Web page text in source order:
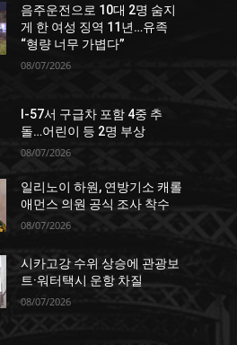
음주운전으로 10대 2명 숨지
게 한 여성 징역 11년…유족
“형량 너무 가볍다”
08/07/2026
I-57서 구급차 포함 4중 추
돌…어린이 등 2명 부상
08/07/2026
일리노이 하원, 연방기소 캐롤
애먼스 의원 공식 조사 착수
08/07/2026
시카고강 수위 상승에 관광보
트·워터택시 운항 차질
08/07/2026